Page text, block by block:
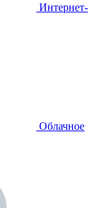
Интернет-
Облачное